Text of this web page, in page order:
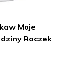
Moje
Roczek